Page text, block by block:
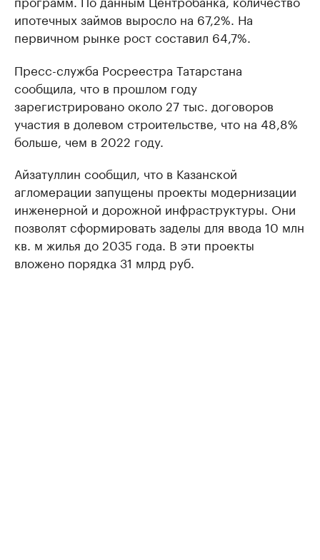
ипотечных займов выросло на 67,2%. На
первичном рынке рост составил 64,7%.
Пресс-служба Росреестра Татарстана
сообщила, что в прошлом году
зарегистрировано около 27 тыс. договоров
участия в долевом строительстве, что на 48,8%
больше, чем в 2022 году.
Айзатуллин сообщил, что в Казанской
агломерации запущены проекты модернизации
инженерной и дорожной инфраструктуры. Они
позволят сформировать заделы для ввода 10 млн
кв. м жилья до 2035 года. В эти проекты
вложено порядка 31 млрд руб.